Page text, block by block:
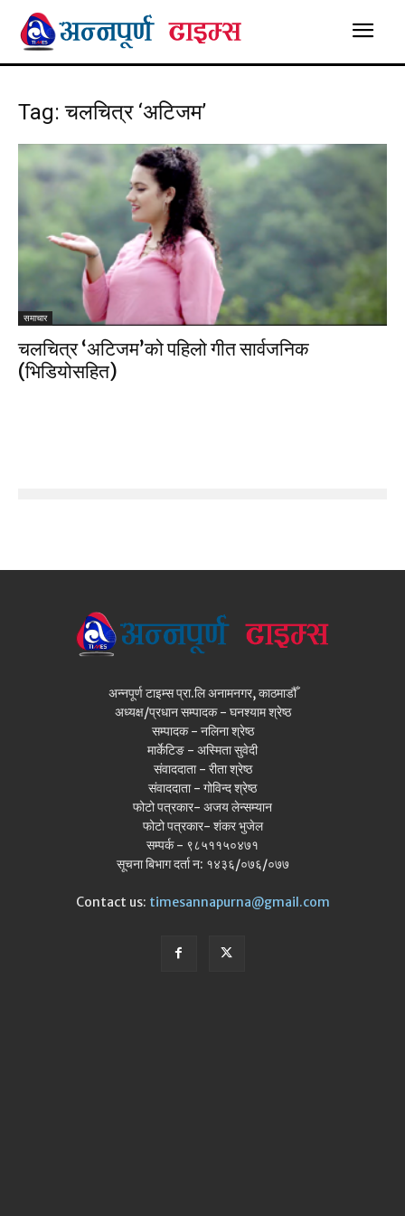
Tag: चलचित्र ‘अटिजम’
समाचार
चलचित्र ‘अटिजम’को पहिलो गीत सार्वजनिक
(भिडियोसहित)
अन्नपूर्ण टाइम्स प्रा.लि अनामनगर, काठमाडौँ
अध्यक्ष/प्रधान सम्पादक - घनश्याम श्रेष्ठ
सम्पादक - नलिना श्रेष्ठ
मार्केटिङ - अस्मिता सुवेदी
संवाददाता - रीता श्रेष्ठ
संवाददाता - गोविन्द श्रेष्ठ
फोटो पत्रकार- अजय लेन्सम्यान
फोटो पत्रकार- शंकर भुजेल
सम्पर्क - ९८५११५०४७१
सूचना बिभाग दर्ता न: १४३६/०७६/०७७
Contact us: timesannapurna@gmail.com